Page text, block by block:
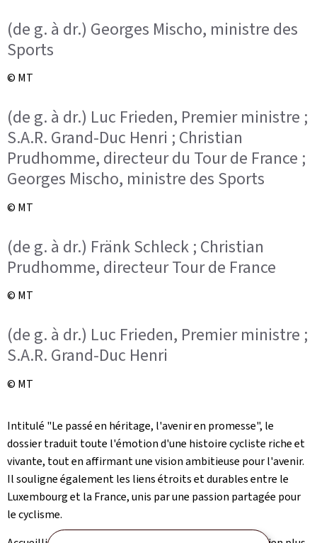
(de g. à dr.) Georges Mischo, ministre des
Sports
© MT
(de g. à dr.) Luc Frieden, Premier ministre ;
S.A.R. Grand-Duc Henri ; Christian
Prudhomme, directeur du Tour de France ;
Georges Mischo, ministre des Sports
© MT
(de g. à dr.) Fränk Schleck ; Christian
Prudhomme, directeur Tour de France
© MT
(de g. à dr.) Luc Frieden, Premier ministre ;
S.A.R. Grand-Duc Henri
© MT
Intitulé "Le passé en héritage, l'avenir en promesse", le
dossier traduit toute l'émotion d'une histoire cycliste riche et
vivante, tout en affirmant une vision ambitieuse pour l'avenir.
Il souligne également les liens étroits et durables entre le
Luxembourg et la France, unis par une passion partagée pour
le cyclisme.